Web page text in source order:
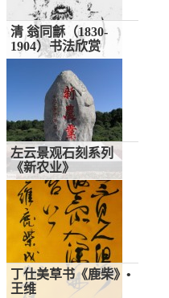
清 翁同龢（1830-
1904）书法欣赏
左云景观石刻系列
《新农业》
丁仕美草书《鹿柴》•
王维
浅析书法演进理路